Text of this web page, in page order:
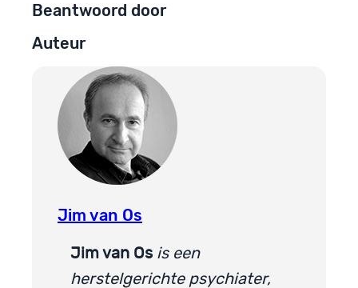
Beantwoord door
Auteur
Jim van Os
Jim van Os is een
herstelgerichte psychiater,